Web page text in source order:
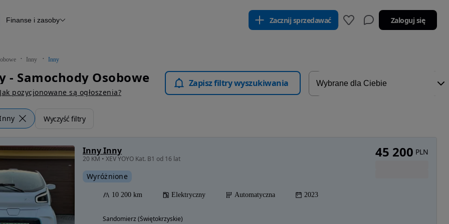
Raport z inspekcji
Otomoto News
Finanse i zasoby Zacznij sprzedawać Zaloguj się
Inny Inny
- Samochody Osobowe
Jak pozycjonowane są ogłoszenia?
Zapisz filtry wyszukiwania
Wyczyść filtry
Inny Inny
20 KM • XEV YOYO Kat. B1 od 16 lat
Wyróżnione
10 200 km Elektryczny Automatyczna 2023
Sandomierz (Świętokrzyskie)
45 200 PLN